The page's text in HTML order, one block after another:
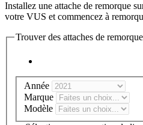
Installez une attache de remorque
votre VUS et commencez à
Trouver des attaches de
Année
Marque
Modèle